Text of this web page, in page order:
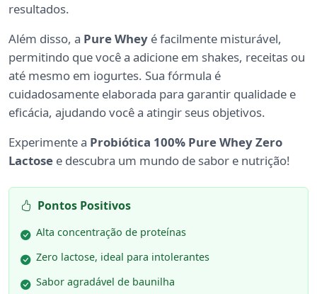
resultados.
Além disso, a Pure Whey é facilmente misturável,
permitindo que você a adicione em shakes, receitas ou
até mesmo em iogurtes. Sua fórmula é
cuidadosamente elaborada para garantir qualidade e
eficácia, ajudando você a atingir seus objetivos.
Experimente a Probiótica 100% Pure Whey Zero
Lactose e descubra um mundo de sabor e nutrição!
Pontos Positivos
Alta concentração de proteínas
Zero lactose, ideal para intolerantes
Sabor agradável de baunilha